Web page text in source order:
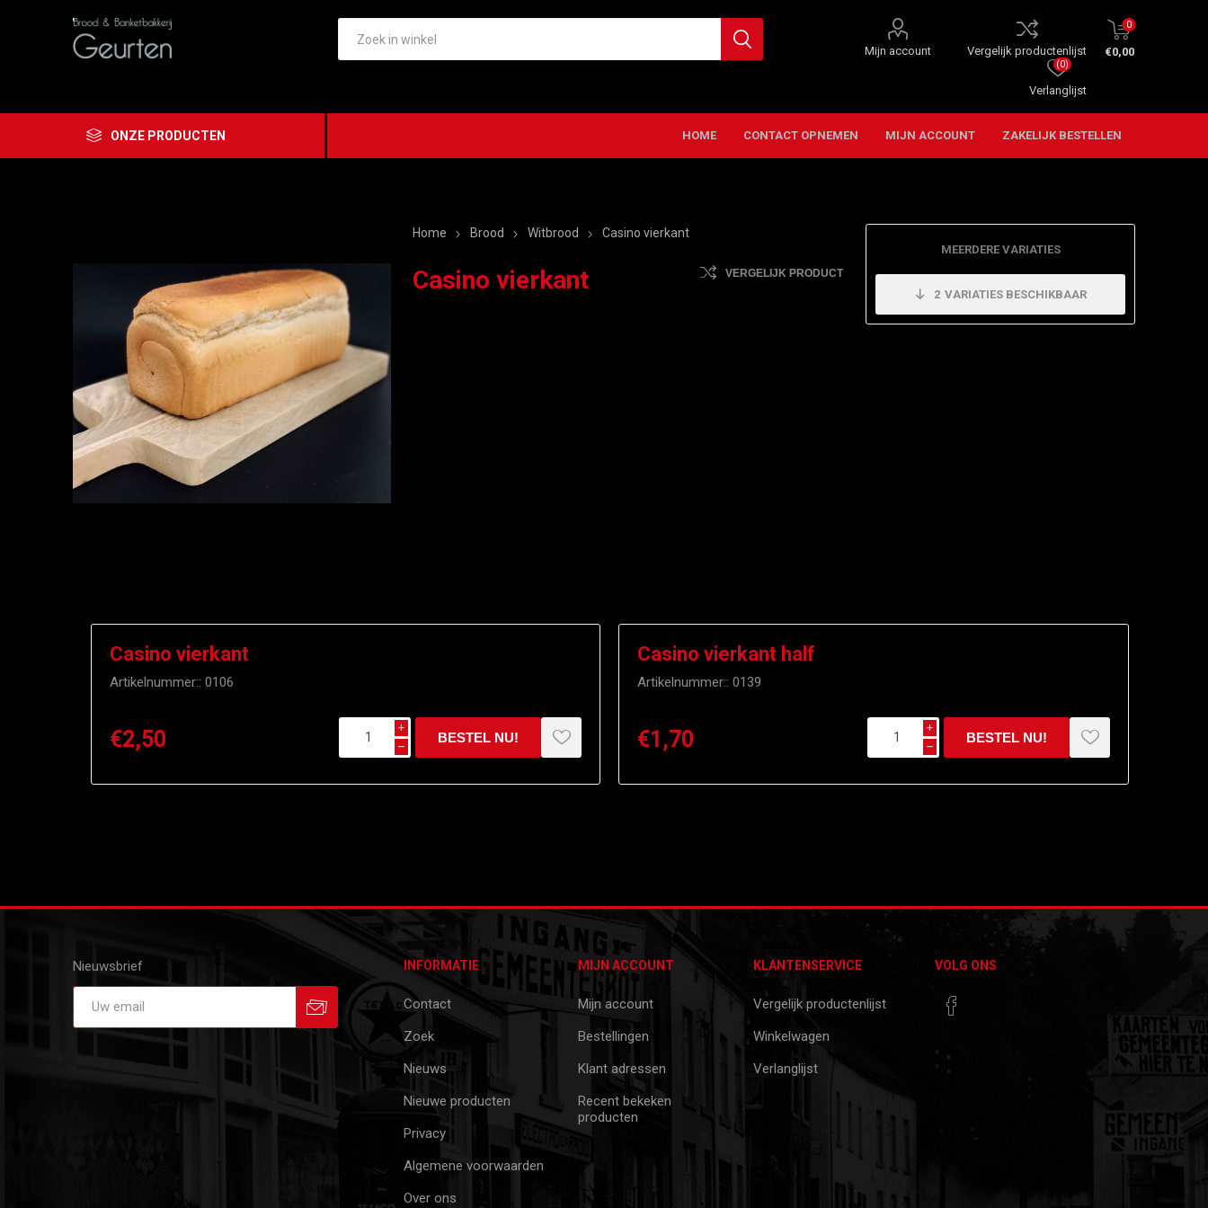
Mijn account Vergelijk productenlijst
Verlanglijst
(0)
0
€0,00
ONZE PRODUCTEN HOME CONTACT OPNEMEN MIJN ACCOUNT ZAKELIJK BESTELLEN
Home Brood Witbrood Casino vierkant
Casino vierkant VERGELIJK PRODUCT
MEERDERE VARIATIES
2 VARIATIES BESCHIKBAAR
Casino vierkant
Artikelnummer:: 0106
€2,50 i
h
Casino vierkant half
Artikelnummer:: 0139
€1,70 i
h
Nieuwsbrief
Aanmelden
INFORMATIE
Contact
Zoek
Nieuws
Nieuwe producten
Privacy
Algemene voorwaarden
Over ons
MIJN ACCOUNT
Mijn account
Bestellingen
Klant adressen
Recent bekeken
producten
KLANTENSERVICE
Vergelijk productenlijst
Winkelwagen
Verlanglijst
VOLG ONS